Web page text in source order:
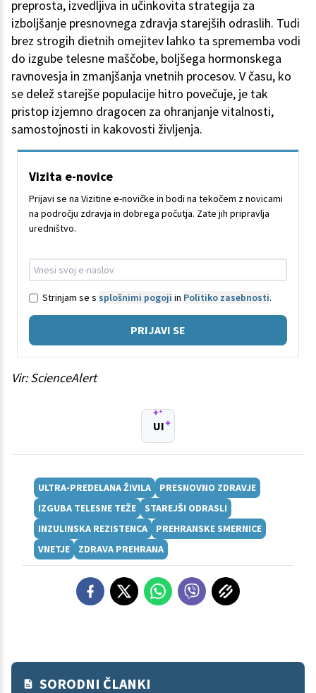
preprosta, izvedljiva in učinkovita strategija za
izboljšanje presnovnega zdravja starejših odraslih. Tudi
brez strogih dietnih omejitev lahko ta sprememba vodi
do izgube telesne maščobe, boljšega hormonskega
ravnovesja in zmanjšanja vnetnih procesov. V času, ko
se delež starejše populacije hitro povečuje, je tak
pristop izjemno dragocen za ohranjanje vitalnosti,
samostojnosti in kakovosti življenja.
Vizita e-novice
Prijavi se na Vizitine e-novičke in bodi na tekočem z novicami
na področju zdravja in dobrega počutja. Zate jih pripravlja
uredništvo.
Strinjam se s splošnimi pogoji in Politiko zasebnosti.
PRIJAVI SE
Vir: ScienceAlert
UI
ULTRA-PREDELANA ŽIVILA
PRESNOVNO ZDRAVJE
IZGUBA TELESNE TEŽE
STAREJŠI ODRASLI
INZULINSKA REZISTENCA
PREHRANSKE SMERNICE
VNETJE
ZDRAVA PREHRANA
SORODNI ČLANKI